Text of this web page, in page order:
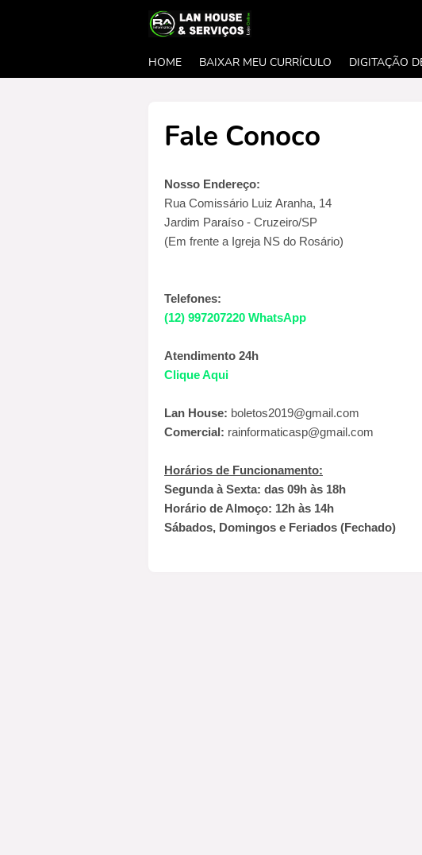
HOME BAIXAR MEU CURRÍCULO DIGITAÇÃO
Fale Conoco
Nosso Endereço:
Rua Comissário Luiz Aranha, 14
Jardim Paraíso - Cruzeiro/SP
(Em frente a Igreja NS do Rosário)
Telefones:
(12) 997207220 WhatsApp
Atendimento 24h
Clique Aqui
Lan House: boletos2019@gmail.com
Comercial: rainformaticasp@gmail.com
Horários de Funcionamento:
Segunda à Sexta: das 09h às 18h
Horário de Almoço: 12h às 14h
Sábados, Domingos e Feriados (Fechado)